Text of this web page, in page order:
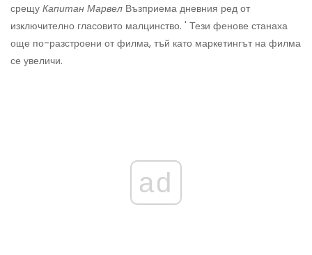
срещу Капитан Марвел Възприема дневния ред от
изключително гласовито малцинство. ' Тези фенове станаха
още по-разстроени от филма, тъй като маркетингът на филма
се увеличи.
ad